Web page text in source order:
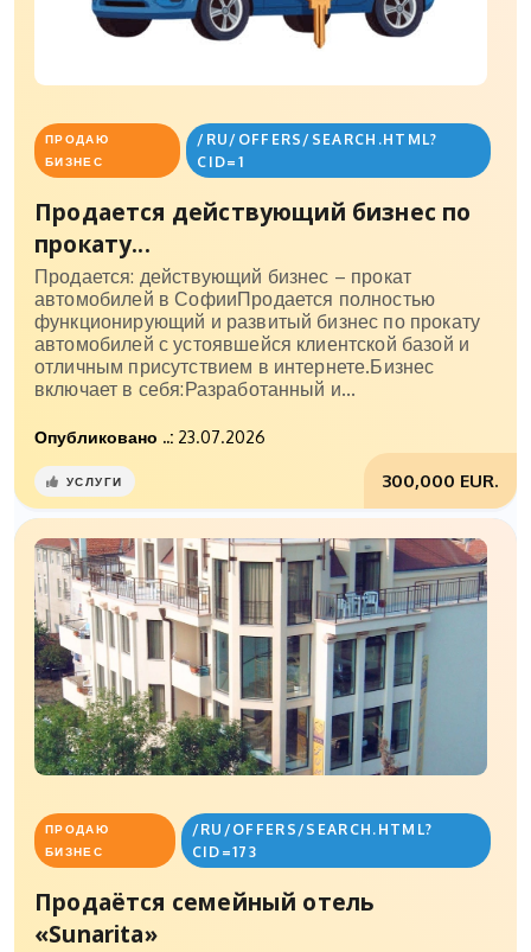
ПРОДАЮ
БИЗНЕС
/RU/OFFERS/SEARCH.HTML?
CID=1
Продается действующий бизнес по
прокату...
Продается: действующий бизнес – прокат
автомобилей в СофииПродается полностью
функционирующий и развитый бизнес по прокату
автомобилей с устоявшейся клиентской базой и
отличным присутствием в интернете.Бизнес
включает в себя:Разработанный и...
Опубликовано ..: 23.07.2026
300,000 EUR.
УСЛУГИ
ПРОДАЮ
БИЗНЕС
/RU/OFFERS/SEARCH.HTML?
CID=173
Продаётся семейный отель
«Sunarita»